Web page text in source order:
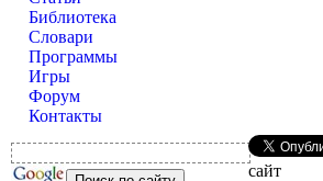
Библиотека
Словари
Программы
Игры
Форум
Контакты
сайт